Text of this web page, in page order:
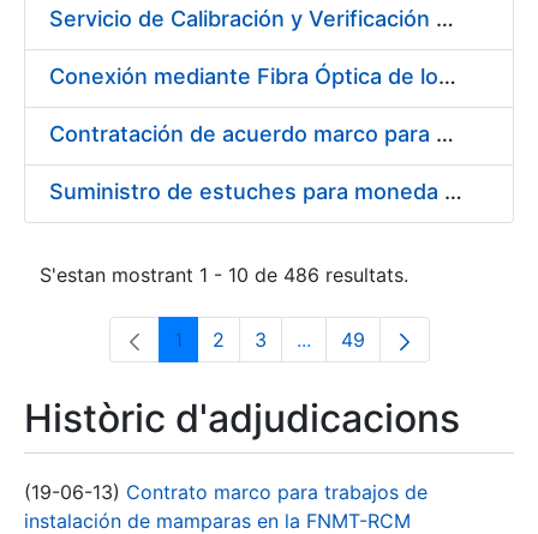
Servicio de Calibración y Verificación Externa de los Equipos de Medición del Servicio de Prevención de la FNMT-RCM
Conexión mediante Fibra Óptica de los Centros de Proceso de Datos (CPDs) de las sedes de la FNMT-RCM de Burgos y Madrid
Contratación de acuerdo marco para el Suministro de Material de Electricidad para la Fábrica Nacional de Moneda y Timbre-Real Casa de la Moneda en su centro de trabajo de Burgos
Suministro de estuches para moneda de 30 €
S'estan mostrant 1 - 10 de 486 resultats.
Pàgina
1 Pàgina
2 Pàgina
3 ...Pàgines intermèdies
Pàgina
49
Històric d'adjudicacions
(19-06-13) Contrato marco para trabajos de
instalación de mamparas en la FNMT-RCM